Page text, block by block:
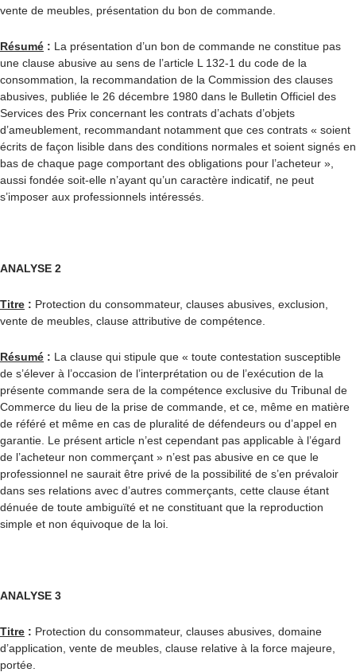
vente de meubles, présentation du bon de commande.
Résumé : La présentation d’un bon de commande ne constitue pas
une clause abusive au sens de l’article L 132-1 du code de la
consommation, la recommandation de la Commission des clauses
abusives, publiée le 26 décembre 1980 dans le Bulletin Officiel des
Services des Prix concernant les contrats d’achats d’objets
d’ameublement, recommandant notamment que ces contrats « soient
écrits de façon lisible dans des conditions normales et soient signés en
bas de chaque page comportant des obligations pour l’acheteur »,
aussi fondée soit-elle n’ayant qu’un caractère indicatif, ne peut
s’imposer aux professionnels intéressés.
ANALYSE 2
Titre : Protection du consommateur, clauses abusives, exclusion,
vente de meubles, clause attributive de compétence.
Résumé : La clause qui stipule que « toute contestation susceptible
de s’élever à l’occasion de l’interprétation ou de l’exécution de la
présente commande sera de la compétence exclusive du Tribunal de
Commerce du lieu de la prise de commande, et ce, même en matière
de référé et même en cas de pluralité de défendeurs ou d’appel en
garantie. Le présent article n’est cependant pas applicable à l’égard
de l’acheteur non commerçant » n’est pas abusive en ce que le
professionnel ne saurait être privé de la possibilité de s’en prévaloir
dans ses relations avec d’autres commerçants, cette clause étant
dénuée de toute ambiguïté et ne constituant que la reproduction
simple et non équivoque de la loi.
ANALYSE 3
Titre : Protection du consommateur, clauses abusives, domaine
d’application, vente de meubles, clause relative à la force majeure,
portée.